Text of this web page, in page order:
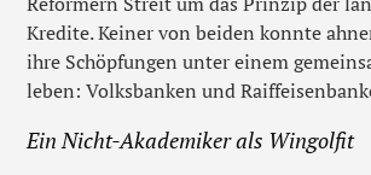
Kredite. Keiner von beiden konnte
ihre Schöpfungen unter einem
leben: Volksbanken und
Ein Nicht-Akademiker als Wingolfit